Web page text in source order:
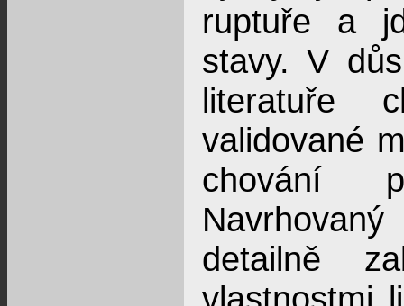
ruptuře a
stavy. V
literatuře
validované
chování
detailně